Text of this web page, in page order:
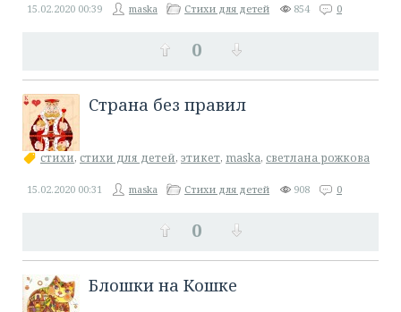
0
15.02.2020 00:39 maska Стихи для детей 854 0
​Страна без правил
стихи, стихи для детей, этикет, maska, светлана рожкова
0
15.02.2020 00:31 maska Стихи для детей 908 0
​Блошки на Кошке